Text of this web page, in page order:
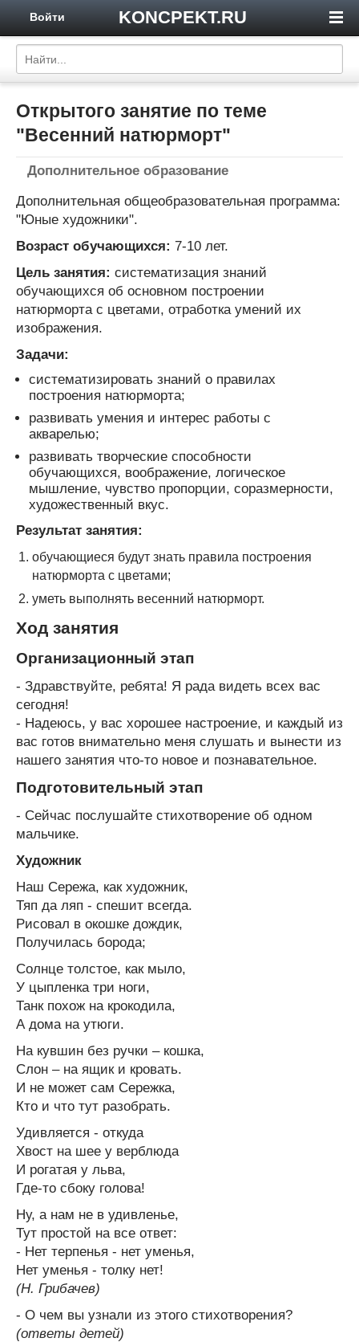
KONCPEKT.RU
Войти
Открытого занятие по теме
"Весенний натюрморт"
Дополнительное образование
Дополнительная общеобразовательная программа:
"Юные художники".
Возраст обучающихся: 7-10 лет.
Цель занятия: систематизация знаний
обучающихся об основном построении
натюрморта с цветами, отработка умений их
изображения.
Задачи:
систематизировать знаний о правилах
построения натюрморта;
развивать умения и интерес работы с
акварелью;
развивать творческие способности
обучающихся, воображение, логическое
мышление, чувство пропорции, соразмерности,
художественный вкус.
Результат занятия:
обучающиеся будут знать правила построения
натюрморта с цветами;
уметь выполнять весенний натюрморт.
Ход занятия
Организационный этап
- Здравствуйте, ребята! Я рада видеть всех вас
сегодня!
- Надеюсь, у вас хорошее настроение, и каждый из
вас готов внимательно меня слушать и вынести из
нашего занятия что-то новое и познавательное.
Подготовительный этап
- Сейчас послушайте стихотворение об одном
мальчике.
Художник
Наш Сережа, как художник,
Тяп да ляп - спешит всегда.
Рисовал в окошке дождик,
Получилась борода;
Солнце толстое, как мыло,
У цыпленка три ноги,
Танк похож на крокодила,
А дома на утюги.
На кувшин без ручки – кошка,
Слон – на ящик и кровать.
И не может сам Сережка,
Кто и что тут разобрать.
Удивляется - откуда
Хвост на шее у верблюда
И рогатая у льва,
Где-то сбоку голова!
Ну, а нам не в удивленье,
Тут простой на все ответ:
- Нет терпенья - нет уменья,
Нет уменья - толку нет!
(Н. Грибачев)
- О чем вы узнали из этого стихотворения?
(ответы детей)